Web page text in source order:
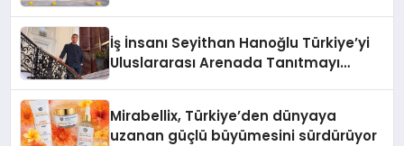
İş İnsanı Seyithan Hanoğlu Türkiye’yi
Uluslararası Arenada Tanıtmayı
Mirabellix, Türkiye’den dünyaya
uzanan güçlü büyümesini sürdürüyor